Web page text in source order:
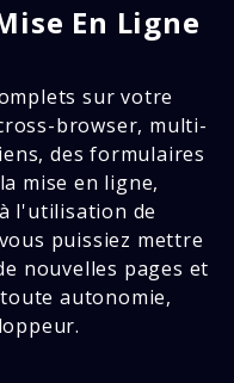
En Ligne
sur votre
browser, multi-
des formulaires
mise en ligne,
l'utilisation de
puissiez mettre
nouvelles pages et
autonomie,